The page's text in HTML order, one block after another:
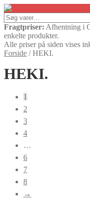
Søg
efter:
Fragtpriser: Afhentning i
enkelte produkter.
Alle priser på siden vises
Forside /HEKI.
HEKI.
1
2
3
4
…
6
7
8
→